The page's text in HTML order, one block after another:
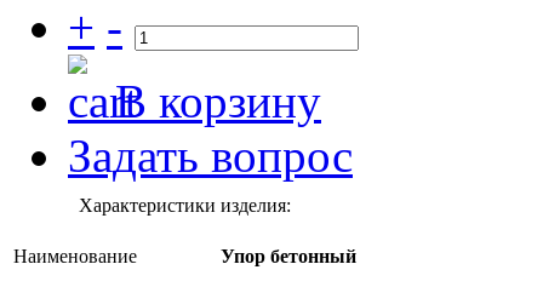
+ -
В корзину
Задать вопрос
Характеристики изделия:
Наименование Упор бетонный